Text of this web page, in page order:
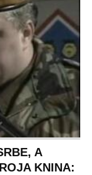
A
KNINA: